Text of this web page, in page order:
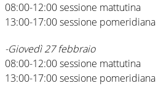
08:00-12:00 sessione mattutina
13:00-17:00 sessione pomeridiana
-Giovedì 27 febbraio
08:00-12:00 sessione mattutina
13:00-17:00 sessione pomeridiana